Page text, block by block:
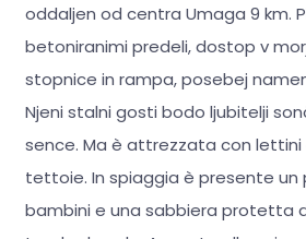
oddaljen od centra Umaga 9 km.
betoniranimi predeli, dostop v
stopnice in rampa, posebej
Njeni stalni gosti bodo ljubitelji
sence. Ma è attrezzata con lettini
tettoie. In spiaggia è presente un
bambini e una sabbiera protetta